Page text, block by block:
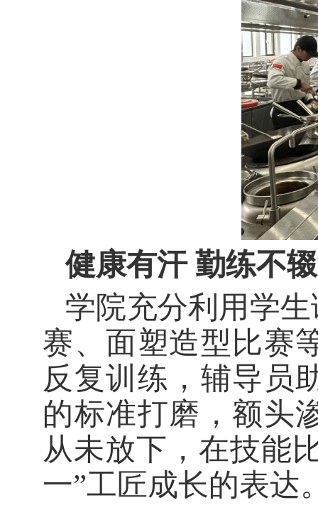
健康有汗 勤练不
学院充分利用学
赛、面塑造型比赛
反复训练，辅导员
的标准打磨，额头
从未放下，在技能
一”工匠成长的表达